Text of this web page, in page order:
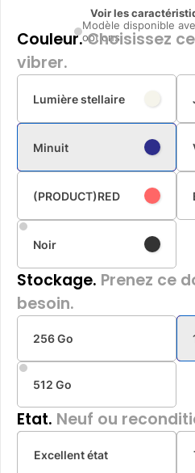
Voir les
Modèle disponible
options
Couleur.Choisissez
vibrer.
Lumière stellaire
Minuit
(PRODUCT)RED
Noir
Stockage. Prenez ce
besoin.
256 Go
512 Go
Etat. Neuf ou
Excellent état